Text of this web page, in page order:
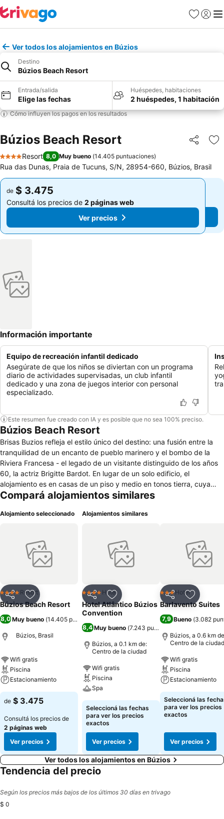
Favoritos
Iniciar
Ver todos los alojamientos en Búzios
Destino
Búzios Beach Resort
Entrada/salida
Elige las fechas
Huéspedes, habitaciones
2 huéspedes, 1 habitación
Cómo influyen los pagos en los resultados
Búzios Beach Resort Compartir
4 Estrellas
Resort 8,0 Muy bueno (14.405 puntuaciones)
Rua das Dunas, Praia de Tucuns, S/N, 28954-660, Búzios, Brasil
de $ 3.475
Consultá los precios de 2 páginas web
Ver precios
de $ 3.475
Consultá los precios de 2 páginas web
Ver precios
Información importante
Equipo de recreación infantil dedicado
Asegúrate de que los niños se diviertan con un programa
diario de actividades supervisadas, un club infantil
dedicado y una zona de juegos interior con personal
especializado.
Este resumen fue creado con IA y es posible que no sea 100% preciso.
Búzios Beach Resort
Brisas Buzios refleja el estilo único del destino: una fusión entre la
tranquilidad de un encanto de pueblo marinero y el bombo de la
Riviera Francesa - el legado de un visitante distinguido de los años
60, la actriz Brigitte Bardot. En lugar de un solo edificio, el
alojamiento es en casas de un piso y medio en tonos tierra, cuya
arquitectura proporciona una mayor construcción de movimientos y
de un hotel internacional.
Compará alojamientos similares
Alojamiento seleccionado
CompartirAñadir a favoritos
4 EstrellasResort
Búzios Beach Resort
8,0Muy bueno (14.405 puntuaciones
Búzios, Brasil
Wifi gratis
Piscina
Estacionamiento
de $ 3.475
Consultá los precios de
2 páginas web
Ver precios
Alojamientos similares
CompartirAñadir a favoritos
4 EstrellasHotel
Hotel Atlântico Búzios
Convention
8,4 Muy bueno (7.243 puntuaciones
Búzios, a 0.1 km de:
Centro de la ciudad
Wifi gratis
Piscina
Spa
Seleccioná las fechas
para ver los precios
exactos
Ver precios
CompartirAñadir
3 Estrellas
Hotel
Barlavento Suites
7,9 Bueno (3.082
Búzios, a 0.6 km
Centro de la ciudad
Wifi gratis
Piscina
Estacionamiento
Seleccioná las
para ver los precios
exactos
Ver precios
Ver todos los alojamientos en Búzios
Tendencia del precio
Según los precios más bajos de los últimos 30 días en trivago
$ 0